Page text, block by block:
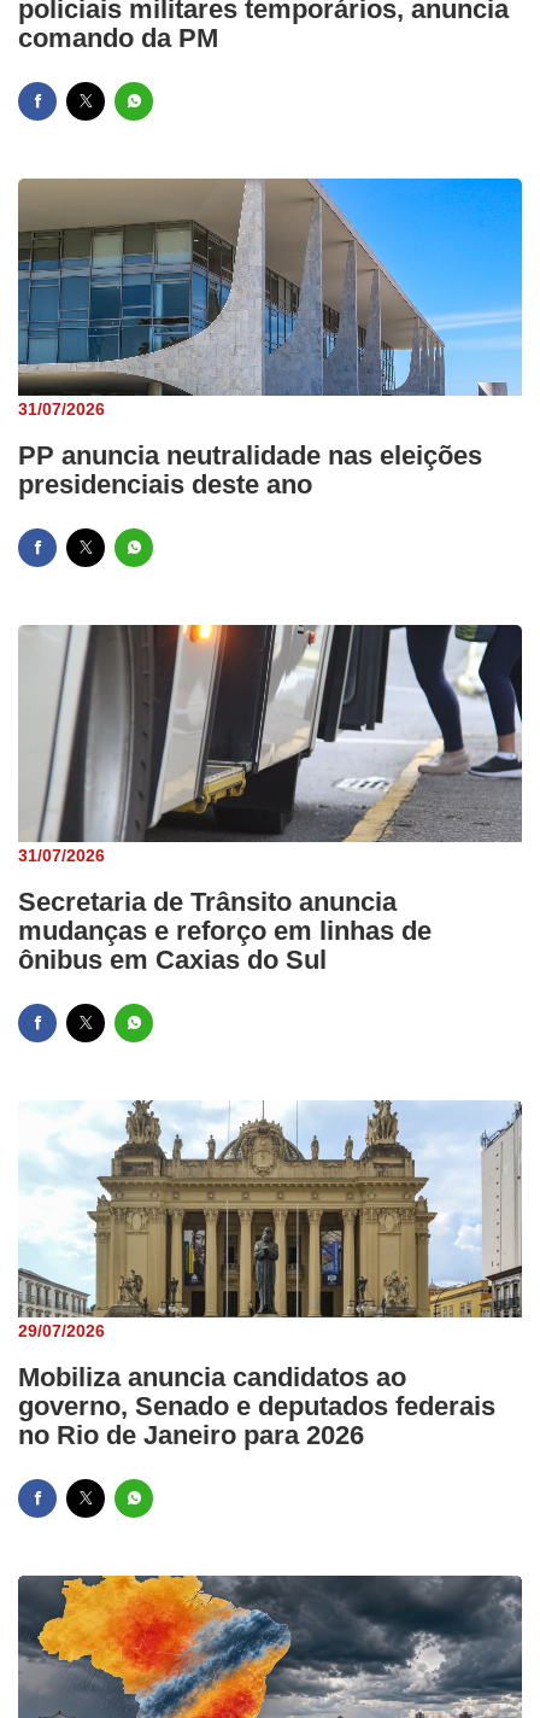
policiais militares temporários, anuncia
comando da PM
31/07/2026
PP anuncia neutralidade nas eleições
presidenciais deste ano
31/07/2026
Secretaria de Trânsito anuncia
mudanças e reforço em linhas de
ônibus em Caxias do Sul
29/07/2026
Mobiliza anuncia candidatos ao
governo, Senado e deputados federais
no Rio de Janeiro para 2026